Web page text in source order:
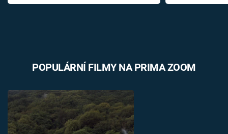
POPULÁRNÍ FILMY NA PRIMA ZOOM